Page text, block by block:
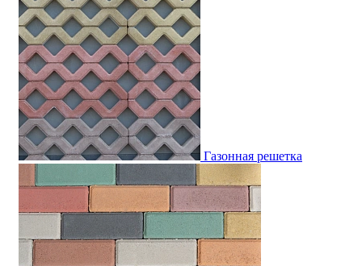
Газонная решетка